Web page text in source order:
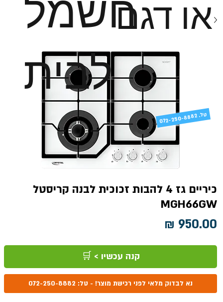
או דגם
לבית
כיריים גז 4 להבות זכוכית לבנה קריסטל
MGH66GW
קנה עכשיו > 🛒
נא לבדוק מלאי לפני רכישת מוצר! - טל: 072-250-8882
072-250-8882 .טל